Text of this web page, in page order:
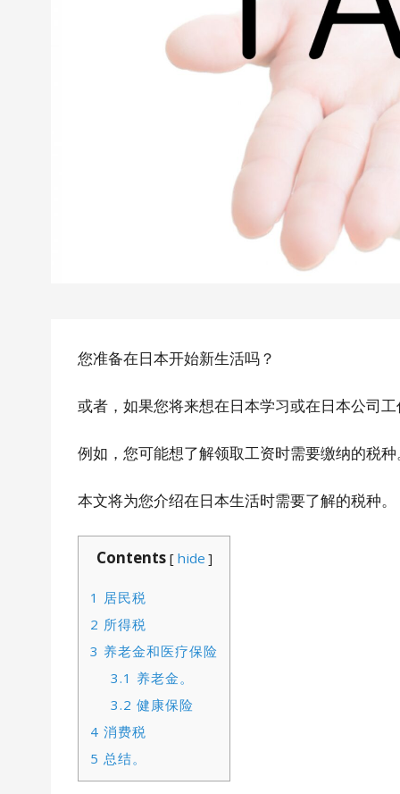
您准备在日本开始新生活吗？
或者，如果您将来想在日本学习或在日本公司
例如，您可能想了解领取工资时需要缴纳的税
本文将为您介绍在日本生活时需要了解的税种。
Contents [ hide ]
1 居民税
2 所得税
3 养老金和医疗保险
3.1 养老金。
3.2 健康保险
4 消费税
5 总结。